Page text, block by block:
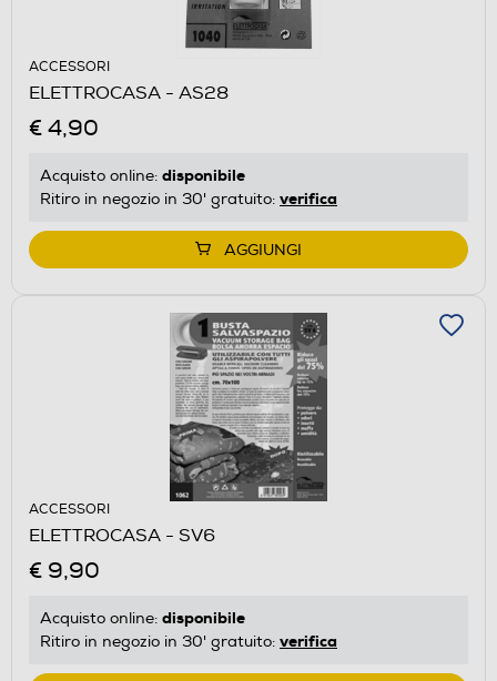
ACCESSORI
ELETTROCASA - AS28
€ 4,90
Acquisto online: disponibile
Ritiro in negozio in 30' gratuito: verifica
AGGIUNGI
ACCESSORI
ELETTROCASA - SV6
€ 9,90
Acquisto online: disponibile
Ritiro in negozio in 30' gratuito: verifica